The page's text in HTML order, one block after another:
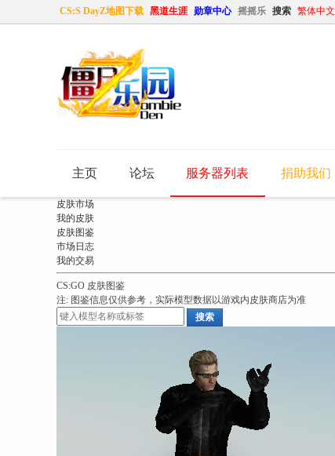
CS:S DayZ地图下载 黑道生涯 勋章中心 摇摇乐 搜索 繁体中文
主页 论坛 服务器列表 捐助我们
皮肤市场
我的皮肤
皮肤图鉴
市场日志
我的交易
CS:GO 皮肤图鉴
注: 图鉴信息仅供参考，实际模型数据以游戏内皮肤商店为准
搜索